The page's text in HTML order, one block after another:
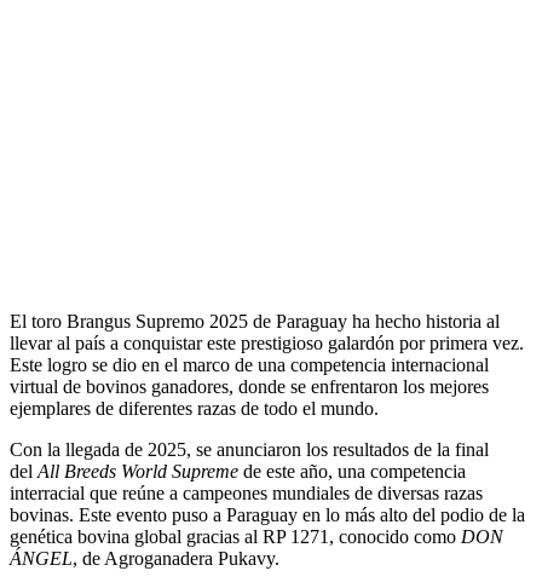
El toro Brangus Supremo 2025 de Paraguay ha hecho historia al
llevar al país a conquistar este prestigioso galardón por primera vez.
Este logro se dio en el marco de una competencia internacional
virtual de bovinos ganadores, donde se enfrentaron los mejores
ejemplares de diferentes razas de todo el mundo.
Con la llegada de 2025, se anunciaron los resultados de la final
del All Breeds World Supreme de este año, una competencia
interracial que reúne a campeones mundiales de diversas razas
bovinas. Este evento puso a Paraguay en lo más alto del podio de la
genética bovina global gracias al RP 1271, conocido como DON
ÁNGEL, de Agroganadera Pukavy.